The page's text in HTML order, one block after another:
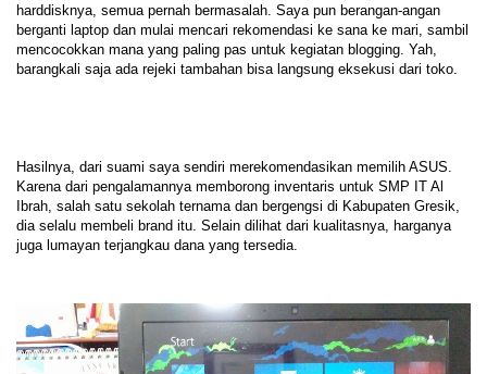
harddisknya, semua pernah bermasalah. Saya pun berangan-angan
berganti laptop dan mulai mencari rekomendasi ke sana ke mari, sambil
mencocokkan mana yang paling pas untuk kegiatan blogging. Yah,
barangkali saja ada rejeki tambahan bisa langsung eksekusi dari toko.
Hasilnya, dari suami saya sendiri merekomendasikan memilih ASUS.
Karena dari pengalamannya memborong inventaris untuk SMP IT Al
Ibrah, salah satu sekolah ternama dan bergengsi di Kabupaten Gresik,
dia selalu membeli brand itu. Selain dilihat dari kualitasnya, harganya
juga lumayan terjangkau dana yang tersedia.